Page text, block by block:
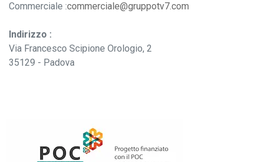
Commerciale :commerciale@gruppotv7.com
Indirizzo :
Via Francesco Scipione Orologio, 2
35129 - Padova